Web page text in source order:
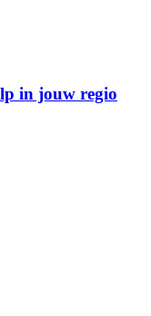
in jouw regio